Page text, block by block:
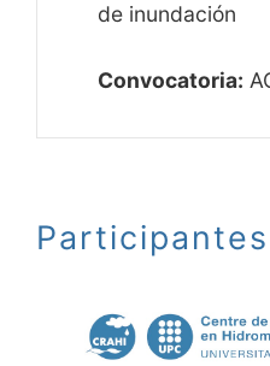
de inundación
Convocatoria:
Participantes